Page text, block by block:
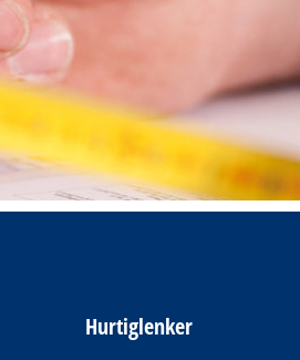
Hurtiglenker